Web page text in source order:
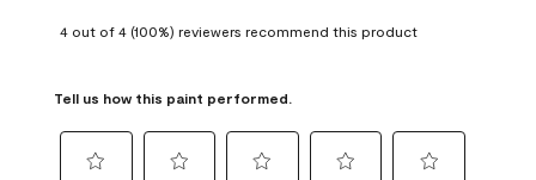
4 out of 4 (100%) reviewers recommend this product
Tell us how this paint performed.